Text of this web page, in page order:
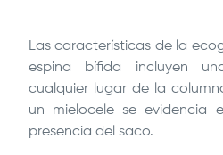
Las características de la
espina bífida incluyen
cualquier lugar de la
un mielocele se evidencia
presencia del saco.